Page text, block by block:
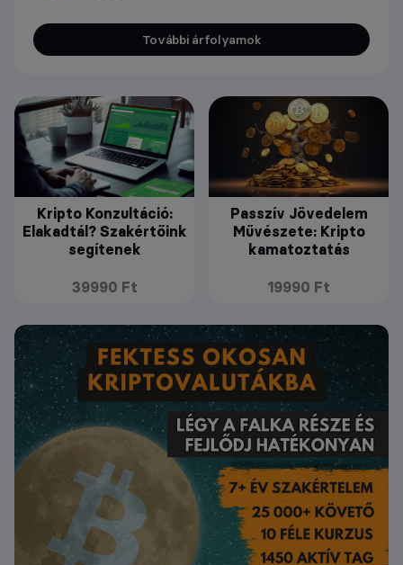
További árfolyamok
Kripto Konzultáció:
Elakadtál? Szakértőink
segítenek
39990 Ft
Passzív Jövedelem
Művészete: Kripto
kamatoztatás
19990 Ft